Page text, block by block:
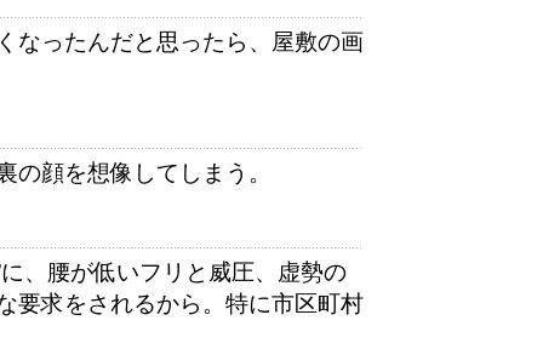
なったんだと思ったら、屋敷の画
の顔を想像してしまう。
、腰が低いフリと威圧、虚勢の
要求をされるから。特に市区町村